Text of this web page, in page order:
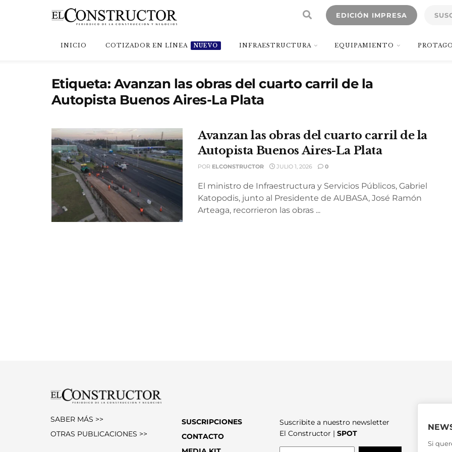
EDICIÓN IMPRESA
INICIO COTIZADOR EN LÍNEA NUEVO INFRAESTRUCTURA EQUIPAMIENTO
Etiqueta: Avanzan las obras del cuarto carril de la
Autopista Buenos Aires-La Plata
Avanzan las obras del cuarto carril de la
Autopista Buenos Aires-La Plata
POR ELCONSTRUCTOR JULIO 1, 2026 0
El ministro de Infraestructura y Servicios Públicos, Gabriel
Katopodis, junto al Presidente de AUBASA, José Ramón
Arteaga, recorrieron las obras ...
SABER MÁS >>
OTRAS PUBLICACIONES >>
SUSCRIPCIONES
CONTACTO
Suscribite a nuestro newsletter
El Constructor | SPOT
Si